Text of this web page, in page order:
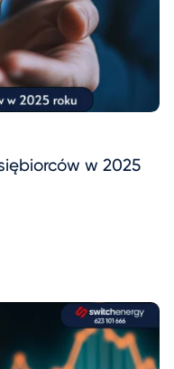
w 2025